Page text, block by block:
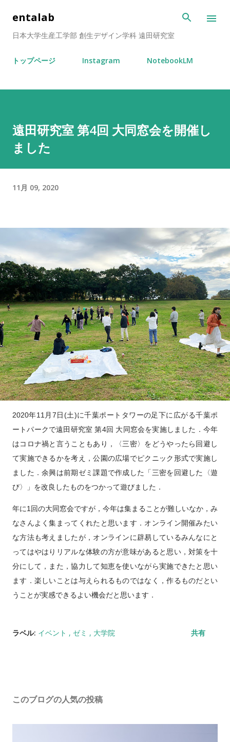
entalab
日本大学生産工学部 創生デザイン学科 遠田研究室
トップページ Instagram NotebookLM
遠田研究室 第4回 大同窓会を開催し
ました
11月 09, 2020
2020年11月7日(土)に千葉ポートタワーの足下に広がる千葉ポ
ートパークで遠田研究室 第4回 大同窓会を実施しました．今年
はコロナ禍と言うこともあり，〈三密〉をどうやったら回避し
て実施できるかを考え，公園の広場でピクニック形式で実施し
ました．余興は前期ゼミ課題で作成した「三密を回避した〈遊
び〉」を改良したものをつかって遊びました．
年に1回の大同窓会ですが，今年は集まることが難しいなか，み
なさんよく集まってくれたと思います．オンライン開催みたい
な方法も考えましたが，オンラインに辟易しているみんなにと
ってはやはりリアルな体験の方が意味があると思い，対策を十
分にして，また，協力して知恵を使いながら実施できたと思い
ます．楽しいことは与えられるものではなく，作るものだとい
うことが実感できるよい機会だと思います．
ラベル: イベント ゼミ 大学院 共有
このブログの人気の投稿